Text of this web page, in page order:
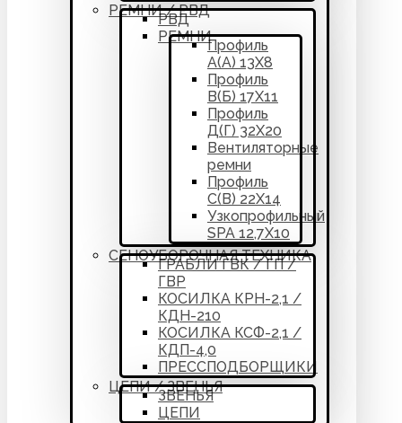
РЕМНИ / РВД
РВД
РЕМНИ
Профиль
А(А) 13Х8
Профиль
В(Б) 17Х11
Профиль
Д(Г) 32Х20
Вентиляторные
ремни
Профиль
С(В) 22Х14
Узкопрофильный
SPA 12,7Х10
СЕНОУБОРОЧНАЯ ТЕХНИКА
ГРАБЛИ ГВК / ГП /
ГВР
КОСИЛКА КРН-2,1 /
КДН-210
КОСИЛКА КСФ-2,1 /
КДП-4,0
ПРЕССПОДБОРЩИКИ
ЦЕПИ / ЗВЕНЬЯ
ЗВЕНЬЯ
ЦЕПИ